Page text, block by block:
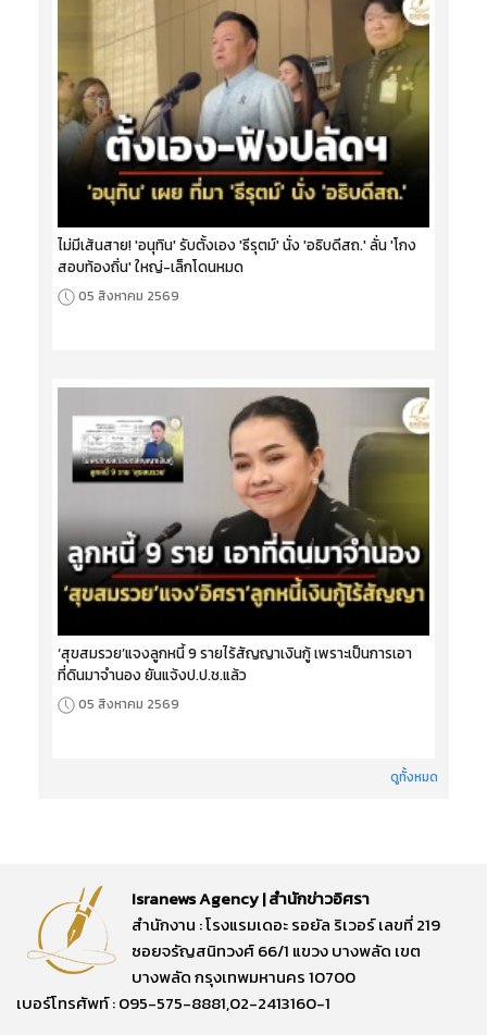
ไม่มีเส้นสาย! 'อนุทิน' รับตั้งเอง 'ธีรุตม์' นั่ง 'อธิบดีสถ.' ลั่น 'โกง
สอบท้องถิ่น' ใหญ่-เล็กโดนหมด
05 สิงหาคม 2569
‘สุขสมรวย’แจงลูกหนี้ 9 รายไร้สัญญาเงินกู้ เพราะเป็นการเอา
ที่ดินมาจำนอง ยันแจ้งป.ป.ช.แล้ว
05 สิงหาคม 2569
ดูทั้งหมด
Isranews Agency | สำนักข่าวอิศรา
สำนักงาน : โรงแรมเดอะ รอยัล ริเวอร์ เลขที่ 219
ซอยจรัญสนิทวงศ์ 66/1 แขวง บางพลัด เขต
บางพลัด กรุงเทพมหานคร 10700
เบอร์โทรศัพท์ : 095-575-8881,02-2413160-1